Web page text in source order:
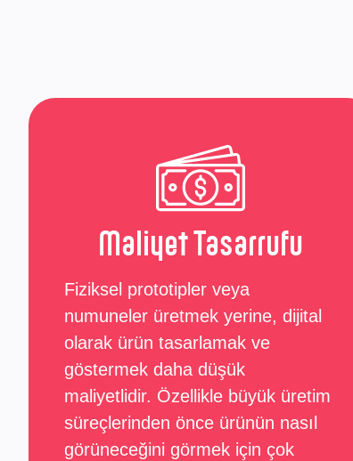
Maliyet Tasarrufu
Fiziksel prototipler veya
numuneler üretmek yerine, dijital
olarak ürün tasarlamak ve
göstermek daha düşük
maliyetlidir. Özellikle büyük üretim
süreçlerinden önce ürünün nasıl
görüneceğini görmek için çok